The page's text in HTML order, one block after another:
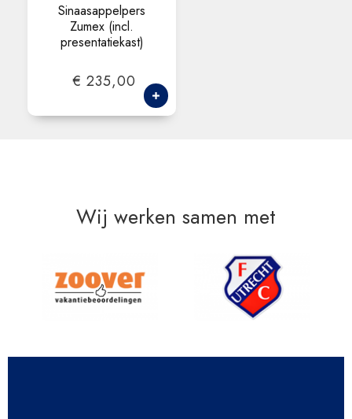
Sinaasappelpers
Zumex (incl.
presentatiekast)
€ 235,00
Wij werken samen met